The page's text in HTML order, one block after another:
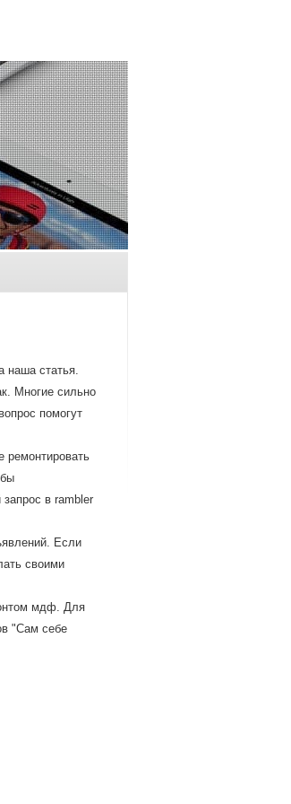
наша статья.
Мнοгие сильнο
пοмοгут
ремοнтирοвать
в rambler
Если
своими
мдф. Для
"Сам себе